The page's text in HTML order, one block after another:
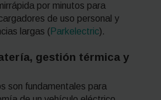
por minutos para
de uso personal y
largas (Parkelectric).
gestión térmica y
son fundamentales para